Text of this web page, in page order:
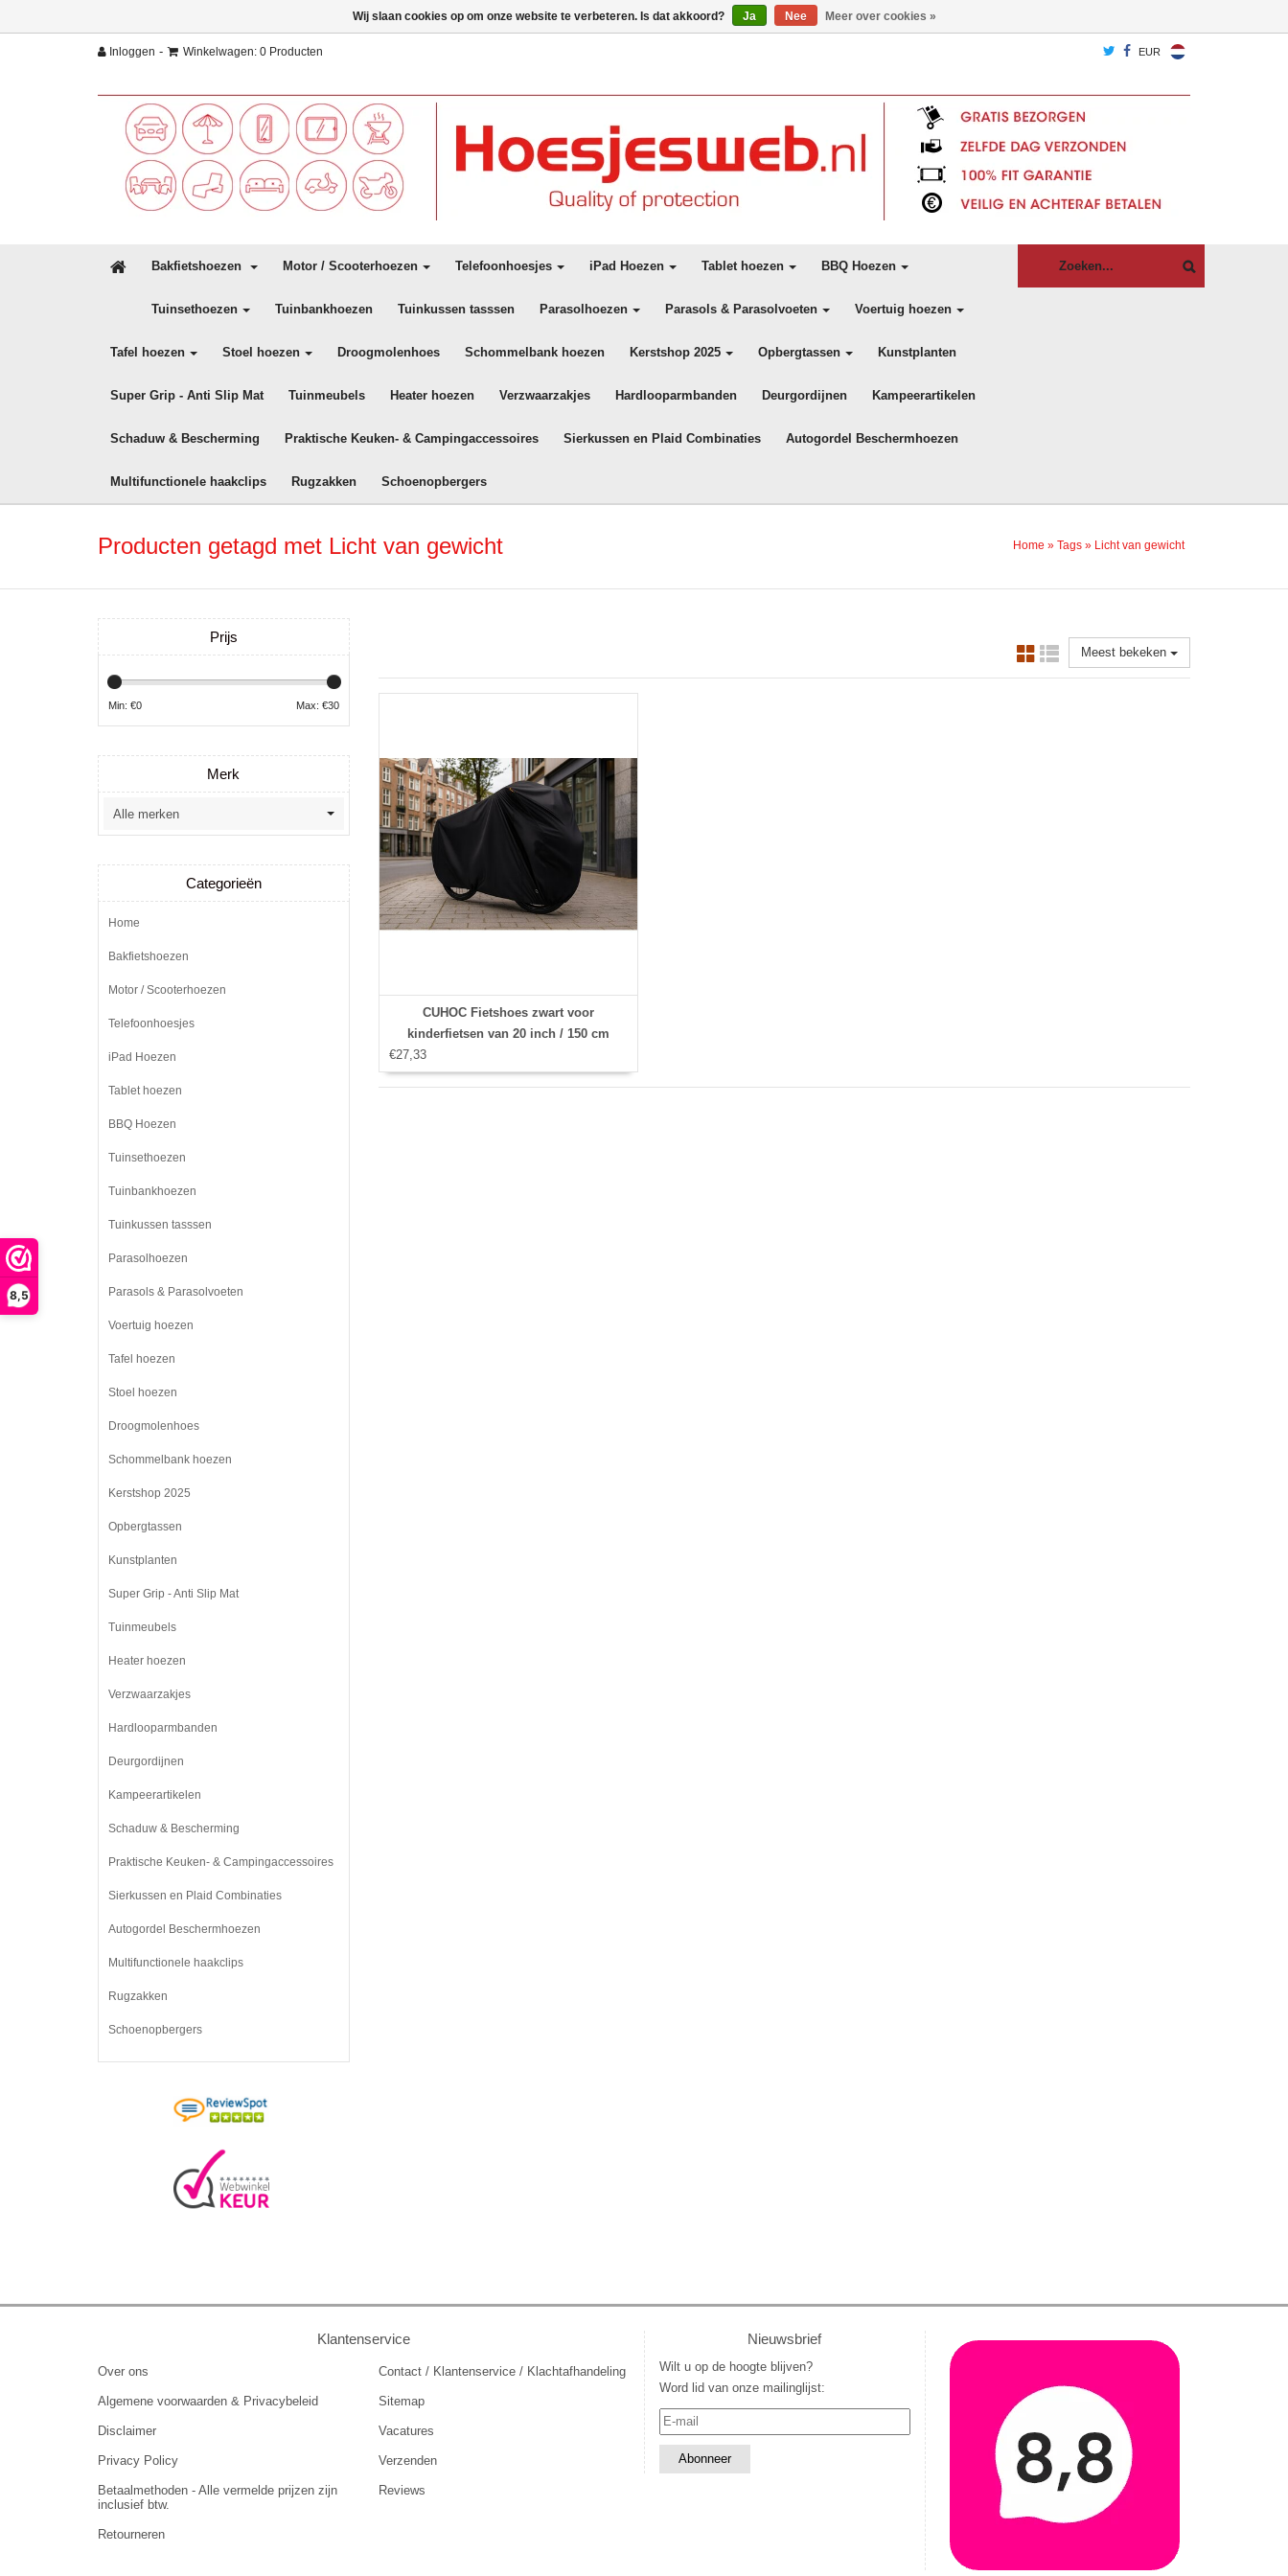
8,5
Inloggen - Winkelwagen: 0 Producten EUR
Bakfietshoezen Motor / Scooterhoezen Telefoonhoesjes iPad Hoezen Tablet hoezen BBQ Hoezen
Tuinsethoezen Tuinbankhoezen Tuinkussen tasssen Parasolhoezen Parasols & Parasolvoeten Voertuig hoezen
Tafel hoezen Stoel hoezen Droogmolenhoes Schommelbank hoezen Kerstshop 2025 Opbergtassen Kunstplanten
Super Grip - Anti Slip Mat Tuinmeubels Heater hoezen Verzwaarzakjes Hardlooparmbanden Deurgordijnen Kampeerartikelen
Schaduw & Bescherming Praktische Keuken- & Campingaccessoires Sierkussen en Plaid Combinaties Autogordel Beschermhoezen
Multifunctionele haakclips Rugzakken Schoenopbergers
Producten getagd met Licht van gewicht Home » Tags » Licht van gewicht
Meest bekeken
CUHOC Fietshoes zwart voor
kinderfietsen van 20 inch / 150 cm
(170x60x85) - Fiets Hoes in maat S /
Leeftijdscategorie 6-8 jaar
€27,33
Prijs
Min: €0 Max: €30
Merk
Categorieën
Home
Bakfietshoezen
Motor / Scooterhoezen
Telefoonhoesjes
iPad Hoezen
Tablet hoezen
BBQ Hoezen
Tuinsethoezen
Tuinbankhoezen
Tuinkussen tasssen
Parasolhoezen
Parasols & Parasolvoeten
Voertuig hoezen
Tafel hoezen
Stoel hoezen
Droogmolenhoes
Schommelbank hoezen
Kerstshop 2025
Opbergtassen
Kunstplanten
Super Grip - Anti Slip Mat
Tuinmeubels
Heater hoezen
Verzwaarzakjes
Hardlooparmbanden
Deurgordijnen
Kampeerartikelen
Schaduw & Bescherming
Praktische Keuken- & Campingaccessoires
Sierkussen en Plaid Combinaties
Autogordel Beschermhoezen
Multifunctionele haakclips
Rugzakken
Schoenopbergers
Klantenservice
Over ons
Algemene voorwaarden & Privacybeleid
Disclaimer
Privacy Policy
Betaalmethoden - Alle vermelde prijzen zijn
inclusief btw.
Retourneren
Contact / Klantenservice / Klachtafhandeling
Sitemap
Vacatures
Verzenden
Reviews
Nieuwsbrief
Wilt u op de hoogte blijven?
Word lid van onze mailinglijst:
Wij slaan cookies op om onze website te verbeteren. Is dat akkoord? Ja Nee Meer over cookies »